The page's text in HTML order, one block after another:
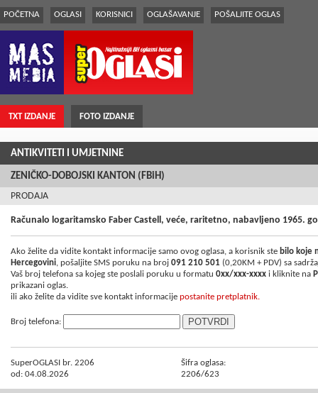
POČETNA OGLASI KORISNICI OGLAŠAVANJE POŠALJITE OGLAS
TXT IZDANJE FOTO IZDANJE
ANTIKVITETI I UMJETNINE
ZENIČKO-DOBOJSKI KANTON (FBiH)
PRODAJA
Računalo logaritamsko Faber Castell, veće, raritetno, nabavljeno 1965.
Ako želite da vidite kontakt informacije samo ovog oglasa, a korisnik ste bilo koje
Hercegovini, pošaljite SMS poruku na broj 091 210 501 (0,20KM + PDV) sa
Vaš broj telefona sa kojeg ste poslali poruku u formatu 0xx/xxx-xxxx i kliknite na
prikazani oglas.
ili ako želite da vidite sve kontakt informacije postanite pretplatnik.
Broj telefona:
SuperOGLASI br. 2206
od: 04.08.2026
Šifra oglasa:
2206/623